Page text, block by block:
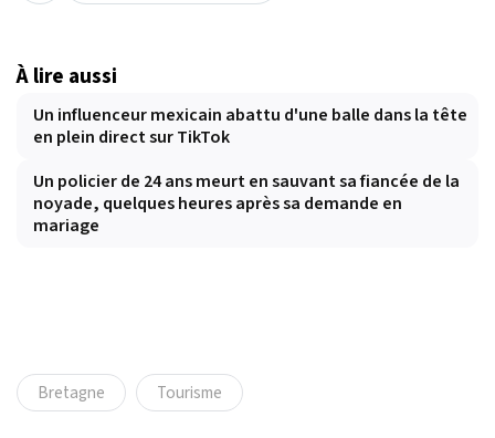
À lire aussi
Un influenceur mexicain abattu d'une balle dans la tête
en plein direct sur TikTok
Un policier de 24 ans meurt en sauvant sa fiancée de la
noyade, quelques heures après sa demande en
mariage
Bretagne Tourisme